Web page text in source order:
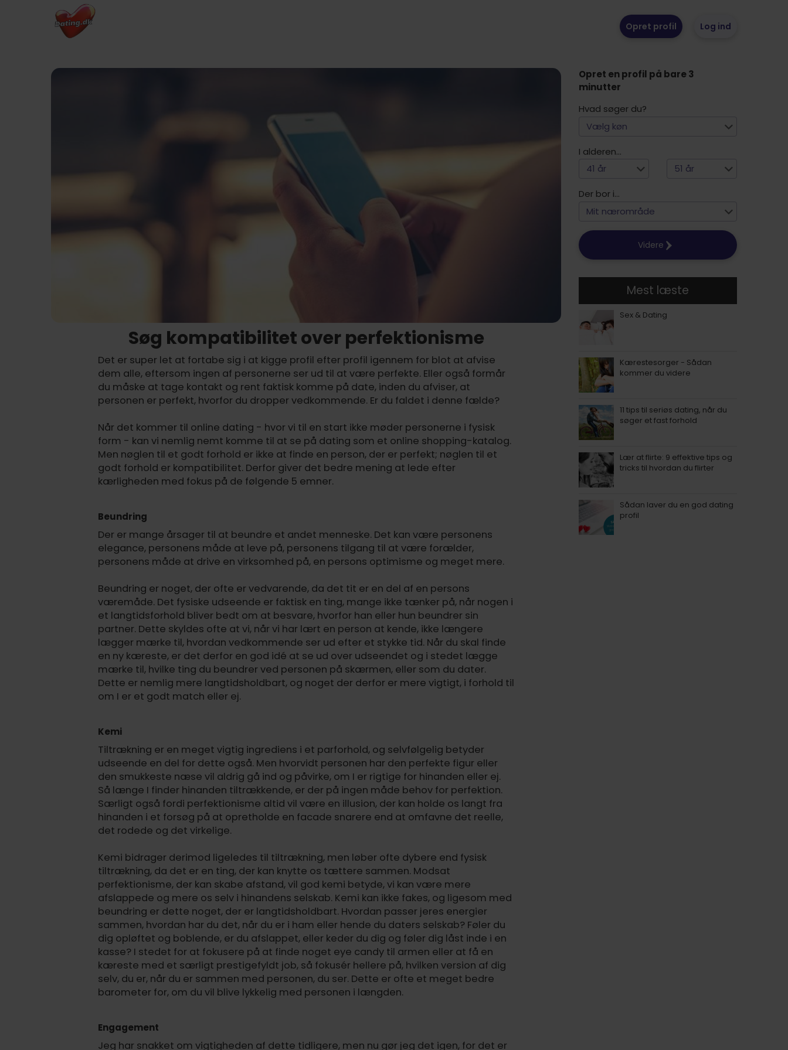
Opret profil Log ind
Søg kompatibilitet over perfektionisme
Det er super let at fortabe sig i at kigge profil efter profil igennem for blot at afvise
dem alle, eftersom ingen af personerne ser ud til at være perfekte. Eller også formår
du måske at tage kontakt og rent faktisk komme på date, inden du afviser, at
personen er perfekt, hvorfor du dropper vedkommende. Er du faldet i denne fælde?
Når det kommer til online dating - hvor vi til en start ikke møder personerne i fysisk
form - kan vi nemlig nemt komme til at se på dating som et online shopping-katalog.
Men nøglen til et godt forhold er ikke at finde en person, der er perfekt; nøglen til et
godt forhold er kompatibilitet. Derfor giver det bedre mening at lede efter
kærligheden med fokus på de følgende 5 emner.
Beundring
Der er mange årsager til at beundre et andet menneske. Det kan være personens
elegance, personens måde at leve på, personens tilgang til at være forælder,
personens måde at drive en virksomhed på, en persons optimisme og meget mere.
Beundring er noget, der ofte er vedvarende, da det tit er en del af en persons
væremåde. Det fysiske udseende er faktisk en ting, mange ikke tænker på, når nogen i
et langtidsforhold bliver bedt om at besvare, hvorfor han eller hun beundrer sin
partner. Dette skyldes ofte at vi, når vi har lært en person at kende, ikke længere
lægger mærke til, hvordan vedkommende ser ud efter et stykke tid. Når du skal finde
en ny kæreste, er det derfor en god idé at se ud over udseendet og i stedet lægge
mærke til, hvilke ting du beundrer ved personen på skærmen, eller som du dater.
Dette er nemlig mere langtidsholdbart, og noget der derfor er mere vigtigt, i forhold til
om I er et godt match eller ej.
Kemi
Tiltrækning er en meget vigtig ingrediens i et parforhold, og selvfølgelig betyder
udseende en del for dette også. Men hvorvidt personen har den perfekte figur eller
den smukkeste næse vil aldrig gå ind og påvirke, om I er rigtige for hinanden eller ej.
Så længe I finder hinanden tiltrækkende, er der på ingen måde behov for perfektion.
Særligt også fordi perfektionisme altid vil være en illusion, der kan holde os langt fra
hinanden i et forsøg på at opretholde en facade snarere end at omfavne det reelle,
det rodede og det virkelige.
Kemi bidrager derimod ligeledes til tiltrækning, men løber ofte dybere end fysisk
tiltrækning, da det er en ting, der kan knytte os tættere sammen. Modsat
perfektionisme, der kan skabe afstand, vil god kemi betyde, vi kan være mere
afslappede og mere os selv i hinandens selskab. Kemi kan ikke fakes, og ligesom med
beundring er dette noget, der er langtidsholdbart. Hvordan passer jeres energier
sammen, hvordan har du det, når du er i ham eller hende du daters selskab? Føler du
dig opløftet og boblende, er du afslappet, eller keder du dig og føler dig låst inde i en
kasse? I stedet for at fokusere på at finde noget eye candy til armen eller at få en
kæreste med et særligt prestigefyldt job, så fokusér hellere på, hvilken version af dig
selv, du er, når du er sammen med personen, du ser. Dette er ofte et meget bedre
barometer for, om du vil blive lykkelig med personen i længden.
Engagement
Jeg har snakket om vigtigheden af dette tidligere, men nu gør jeg det igen, for det er
Opret en profil på bare 3
minutter
Hvad søger du?
Vælg køn
I alderen...
41 år
51 år
Der bor i...
Mit nærområde
Videre
Mest læste
Sex & Dating
Kærestesorger - Sådan
kommer du videre
11 tips til seriøs dating, når du
søger et fast forhold
Lær at flirte: 9 effektive tips og
tricks til hvordan du flirter
Sådan laver du en god dating
profil